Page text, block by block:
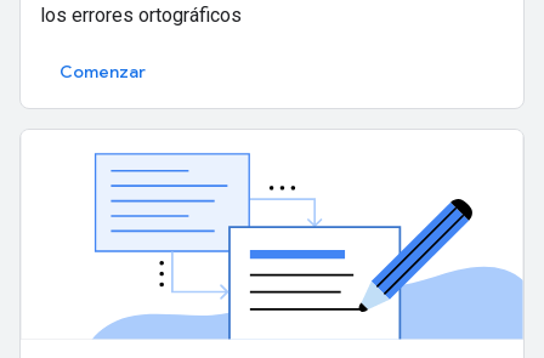
los errores ortográficos
Comenzar